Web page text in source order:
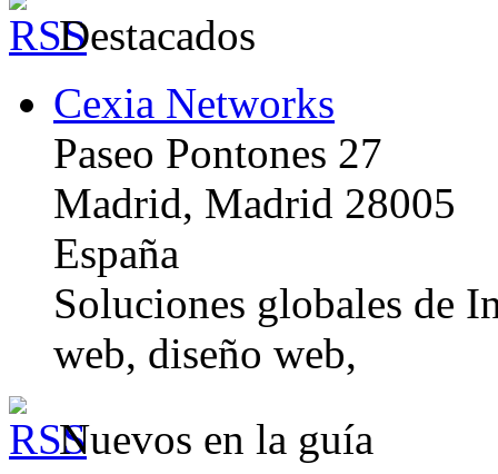
Destacados
Cexia Networks
Paseo Pontones 27
Madrid, Madrid 28005
España
Soluciones globales de
web, diseño web,
Nuevos en la guía